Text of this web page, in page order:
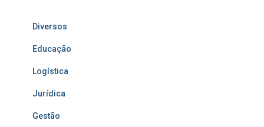
Diversos
Educação
Logística
Jurídica
Gestão